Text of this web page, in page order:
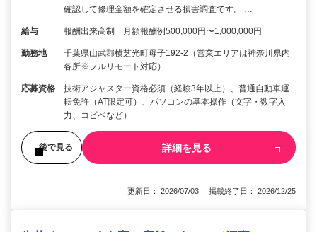
確認して修理金額を確定させる損害調査です。 …
給与 報酬出来高制 月額報酬例500,000円〜1,000,000円
勤務地
千葉県山武郡横芝光町母子192-2（営業エリアは神奈川県内
各所※フルリモート対応）
応募資格
技術アジャスター資格必須（経験3年以上）、普通自動車運
転免許（AT限定可）、パソコンの基本操作（文字・数字入
力、コピペなど）
後で見る 詳細を見る
更新日： 2026/07/03 掲載終了日： 2026/12/25